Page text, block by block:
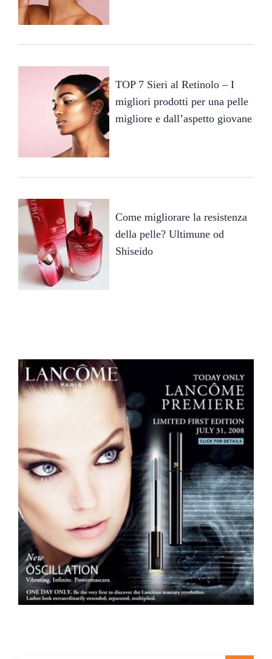
TOP 7 Sieri al Retinolo – I
migliori prodotti per una pelle
migliore e dall’aspetto giovane
Come migliorare la resistenza
della pelle? Ultimune od
Shiseido